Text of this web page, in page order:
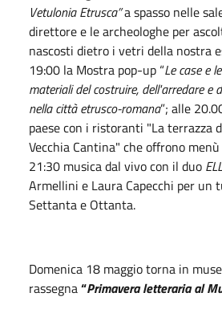
Vetulonia Etrusca”a spasso nelle
direttore e le archeologhe per
nascosti dietro i vetri della nostra
19:00 la Mostra pop-up “Le case e
materiali del costruire, dell'arredare e
nella città etrusco-romana”; alle
paese con i ristoranti "La terrazza
Vecchia Cantina" che offrono
21:30 musica dal vivo con il duo
Armellini e Laura Capecchi per un
Settanta e Ottanta.
Domenica 18 maggiotorna in
rassegna“Primavera letteraria al